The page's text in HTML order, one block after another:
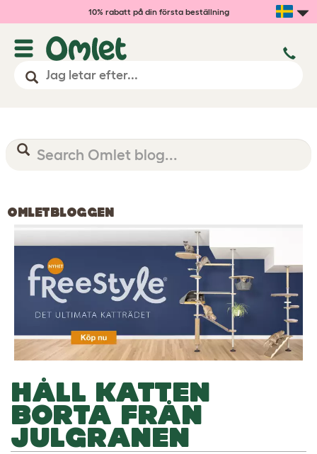
10% rabatt på din första beställning
OMLETBLOGGEN
HÅLL KATTEN
BORTA FRÅN
JULGRANEN